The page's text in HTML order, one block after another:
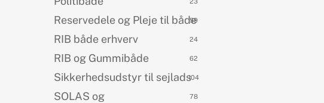
Reservedele og Pleje til både
59
RIB både erhverv 24
RIB og Gummibåde 62
Sikkerhedsudstyr til sejlads104
SOLAS og
78